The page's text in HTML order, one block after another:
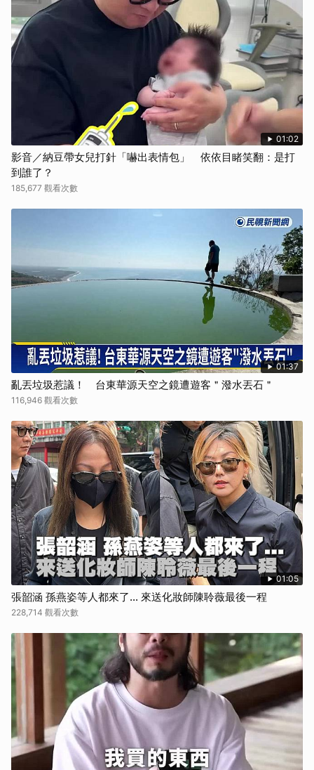
01:02
影音／納豆帶女兒打針「嚇出表情包」 依依目睹笑翻：是打
到誰了？
185,677 觀看次數
01:37
亂丟垃圾惹議！ 台東華源天空之鏡遭遊客＂潑水丟石＂
116,946 觀看次數
01:05
張韶涵 孫燕姿等人都來了... 來送化妝師陳聆薇最後一程
228,714 觀看次數
取消